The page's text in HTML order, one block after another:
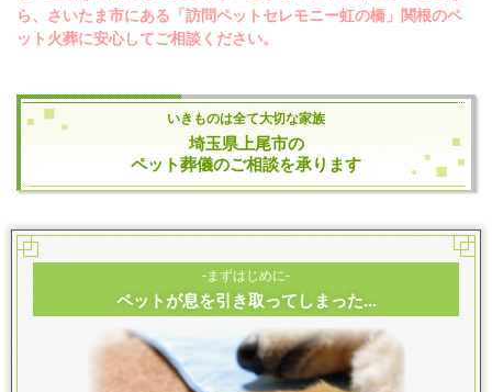
ら、さいたま市にある「訪問ペットセレモニー虹の橋」関根のペ
ット火葬に安心してご相談ください。
いきものは全て大切な家族
埼玉県上尾市の
ペット葬儀のご相談を承ります
-まずはじめに-
ペットが息を引き取ってしまった...